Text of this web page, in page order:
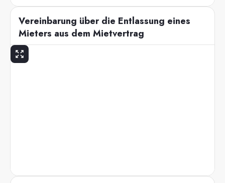
Vereinbarung über die Entlassung eines
Mieters aus dem Mietvertrag